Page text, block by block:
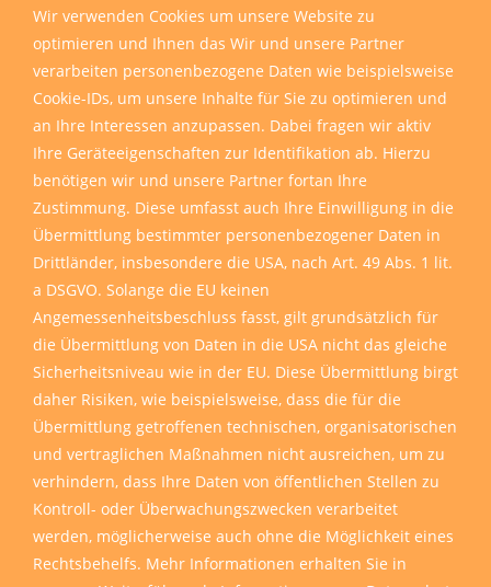
Wir verwenden Cookies um unsere Website zu
optimieren und Ihnen das Wir und unsere Partner
verarbeiten personenbezogene Daten wie beispielsweise
Cookie-IDs, um unsere Inhalte für Sie zu optimieren und
an Ihre Interessen anzupassen. Dabei fragen wir aktiv
Ihre Geräteeigenschaften zur Identifikation ab. Hierzu
benötigen wir und unsere Partner fortan Ihre
Zustimmung. Diese umfasst auch Ihre Einwilligung in die
Übermittlung bestimmter personenbezogener Daten in
Drittländer, insbesondere die USA, nach Art. 49 Abs. 1 lit.
a DSGVO. Solange die EU keinen
Angemessenheitsbeschluss fasst, gilt grundsätzlich für
die Übermittlung von Daten in die USA nicht das gleiche
Sicherheitsniveau wie in der EU. Diese Übermittlung birgt
daher Risiken, wie beispielsweise, dass die für die
Übermittlung getroffenen technischen, organisatorischen
und vertraglichen Maßnahmen nicht ausreichen, um zu
verhindern, dass Ihre Daten von öffentlichen Stellen zu
Kontroll- oder Überwachungszwecken verarbeitet
werden, möglicherweise auch ohne die Möglichkeit eines
Rechtsbehelfs. Mehr Informationen erhalten Sie in